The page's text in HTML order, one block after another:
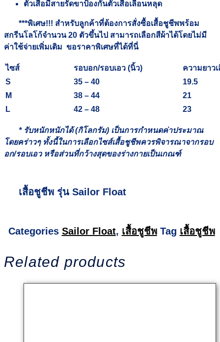
ตัวเสื้อมีสายรัดขาป้องกันตัวเสื้อเลื่อนหลุด
***พิเศษ!!! สำหรับลูกค้าที่ต้องการสั่งซื้อเสื้อชูชีพพร้อม
สกรีนโลโก้จำนวน 20 ตัวขึ้นไป สามารถเลือกสีผ้าได้โดยไม่มี
ค่าใช้จ่ายเพิ่มเติม ขอราคาพิเศษที่ได้ที่นี่
ไซส์ รอบอก/รอบเอว (นิ้ว)
ความยาว
S
35 – 40
19.5
M
38 – 44
21
L
42 – 48 23
* รับหนักหนักได้ (กิโลกรัม) เป็นการกำหนดค่าประมาณ
โดยคร่าวๆ ทั้งนี้ในการเลือกไซส์เสื้อชูชีพควรพิจารณาจากรอบ
อก/รอบเอว หรือส่วนที่กว้างสุดของร่างกายเป็นเกณฑ์
เสื้อชูชีพ รุ่น Sailor Float
Categories Sailor Float, เสื้อชูชีพ Tag เสื้อชูชีพ
Related products